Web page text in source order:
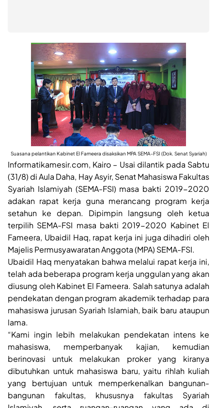
Suasana pelantikan Kabinet El Fameera disaksikan MPA SEMA-FSI (Dok. Senat Syariah)
Informatikamesir.com, Kairo – Usai dilantik pada Sabtu
(31/8) di Aula Daha, Hay Asyir, Senat Mahasiswa Fakultas
Syariah Islamiyah (SEMA-FSI) masa bakti 2019-2020
adakan rapat kerja guna merancang program kerja
setahun ke depan. Dipimpin langsung oleh ketua
terpilih SEMA-FSI masa bakti 2019-2020 Kabinet El
Fameera, Ubaidil Haq, rapat kerja ini juga dihadiri oleh
Majelis Permusyawaratan Anggota (MPA) SEMA-FSI.
Ubaidil Haq menyatakan bahwa melalui rapat kerja ini,
telah ada beberapa program kerja unggulan yang akan
diusung oleh Kabinet El Fameera. Salah satunya adalah
pendekatan dengan program akademik terhadap para
mahasiswa jurusan Syariah Islamiah, baik baru ataupun
lama.
“Kami ingin lebih melakukan pendekatan intens ke
mahasiswa, memperbanyak kajian, kemudian
berinovasi untuk melakukan proker yang kiranya
dibutuhkan untuk mahasiswa baru, yaitu rihlah kuliah
yang bertujuan untuk memperkenalkan bangunan-
bangunan fakultas, khususnya fakultas Syariah